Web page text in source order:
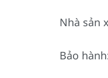
Nhà sản
Bảo